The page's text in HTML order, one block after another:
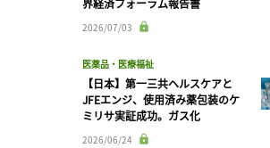
界経済フォーラム報告書
2026/07/03
医薬品・医療福祉
【日本】第一三共ヘルスケアと
JFEエンジ、使用済み薬包装のケ
ミリサ実証成功。ガス化
2026/06/24